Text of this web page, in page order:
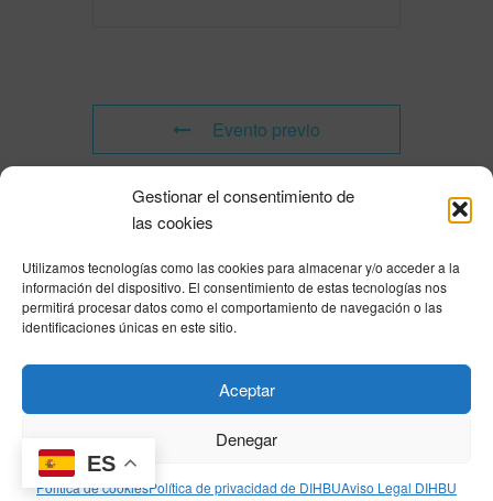
Gestionar el consentimiento de
las cookies
Utilizamos tecnologías como las cookies para almacenar y/o acceder a la
información del dispositivo. El consentimiento de estas tecnologías nos
permitirá procesar datos como el comportamiento de navegación o las
identificaciones únicas en este sitio.
Aceptar
Denegar
Política de cookiesPolítica de privacidad de DIHBUAviso Legal DIHBU
Evento previo
Evento siguiente
Powered byModern Events Calendar
Política de privacidad| Aviso Legal|Política de cookies|DNSH|Trabaja con
nosotros
HOME
ES